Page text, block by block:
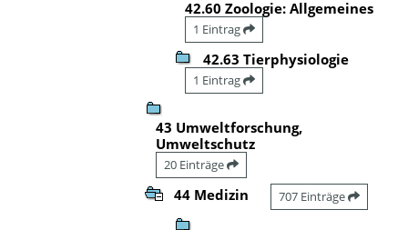
42.60 Zoologie: Allgemeines
1 Eintrag
42.63 Tierphysiologie
1 Eintrag
43 Umweltforschung,
Umweltschutz
20 Einträge
44 Medizin 707 Einträge